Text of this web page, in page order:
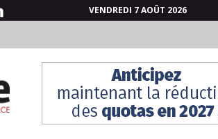
VENDREDI 7 AOÛT 2026